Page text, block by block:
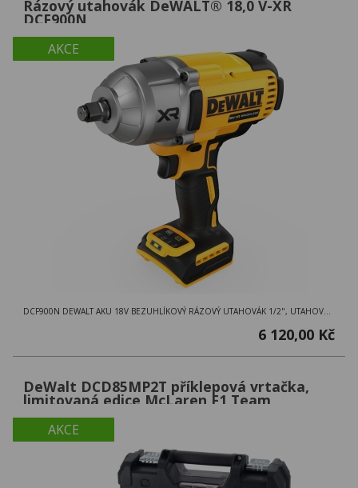
AKCE
Rázový utahovák DeWALT® 18,0 V-XR
DCF900N
6 120,00 Kč
AKCE
DeWalt DCD85MP2T příklepová vrtačka,
limitovaná edice McLaren F1 Team